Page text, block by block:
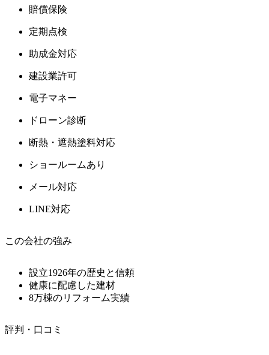
賠償保険
定期点検
助成金対応
建設業許可
電子マネー
ドローン診断
断熱・遮熱塗料対応
ショールームあり
メール対応
LINE対応
この会社の強み
設立1926年の歴史と信頼
健康に配慮した建材
8万棟のリフォーム実績
評判・口コミ